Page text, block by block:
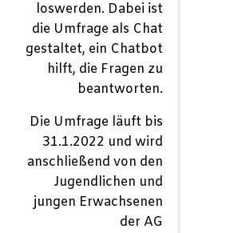
loswerden. Dabei ist
die Umfrage als Chat
gestaltet, ein Chatbot
hilft, die Fragen zu
beantworten.
Die Umfrage läuft bis
31.1.2022 und wird
anschließend von den
Jugendlichen und
jungen Erwachsenen
der AG